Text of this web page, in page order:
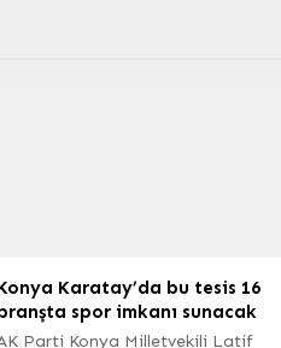
Karatay’da bu tesis 16
spor imkanı sunacak
Parti Konya Milletvekili Latif